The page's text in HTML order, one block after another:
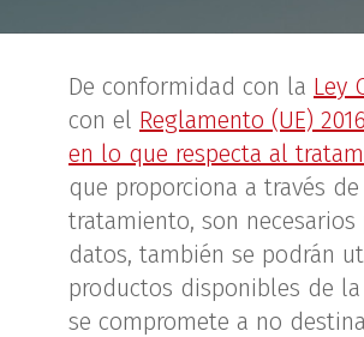
De conformidad con la Ley
con el Reglamento (UE)
en lo que respecta al
que proporciona a través
tratamiento, son
datos, también se podrán
productos disponibles de la
se compromete a no